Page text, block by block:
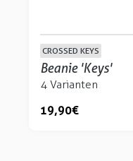
CROSSED KEYS
Beanie 'Keys'
4 Varianten
19,90 €